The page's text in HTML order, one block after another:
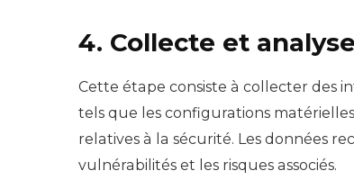
4. Collecte et
Cette étape consiste à collecter des
tels que les configurations
relatives à la sécurité. Les données
vulnérabilités et les risques associés.